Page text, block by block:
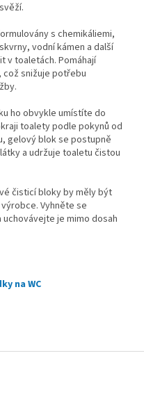
s chemikáliemi,
vodní kámen a další
v toaletách. Pomáhají
snižuje potřebu
ho obvykle umístíte do
toalety podle pokynů od
gelový blok se postupně
a udržuje toaletu čistou
čisticí bloky by měly být
Vyhněte se
je mimo dosah
na WC